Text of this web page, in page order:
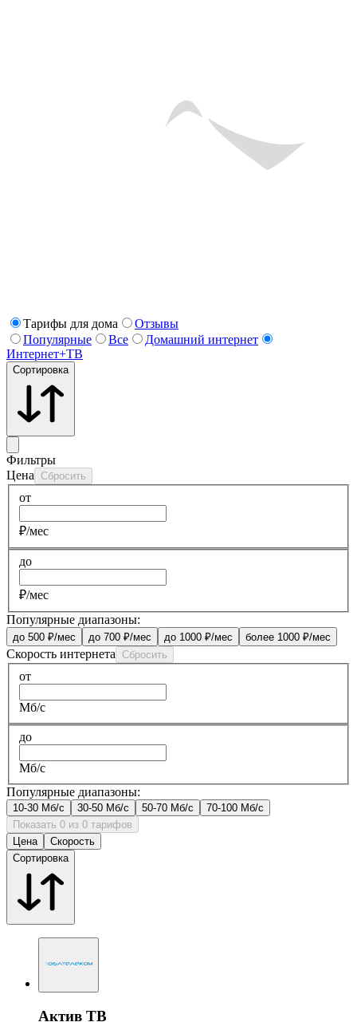
Тарифы для дома
Отзывы
Популярные
Все
Домашний интернет
Интернет+ТВ
Сортировка
Фильтры
Цена
Сбросить
от
₽/мес
до
₽/мес
Популярные диапазоны:
до 500 ₽/мес до 700 ₽/мес до 1000 ₽/мес более 1000 ₽/мес
Скорость интернета Сбросить
от
Мб/с
до
Мб/с
Популярные диапазоны:
10-30 Мб/с 30-50 Мб/с 50-70 Мб/с
70-100 Мб/с
Показать 0 из 0 тарифов
Цена
Скорость
Сортировка
Актив ТВ